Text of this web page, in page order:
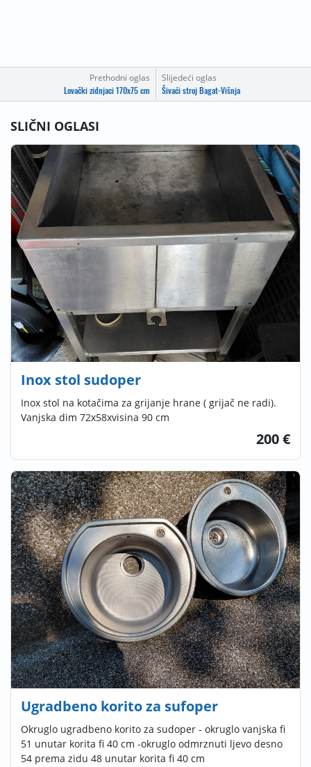
Prethodni oglas
Lovački zidnjaci 170x75 cm
Slijedeći oglas
Šivaći stroj Bagat-Višnja
SLIČNI OGLASI
Inox stol sudoper
Inox stol na kotačima za grijanje hrane ( grijač ne radi).
Vanjska dim 72x58xvisina 90 cm
200 €
Ugradbeno korito za sufoper
Okruglo ugradbeno korito za sudoper - okruglo vanjska fi
51 unutar korita fi 40 cm -okruglo odmrznuti ljevo desno
54 prema zidu 48 unutar korita fi 40 cm